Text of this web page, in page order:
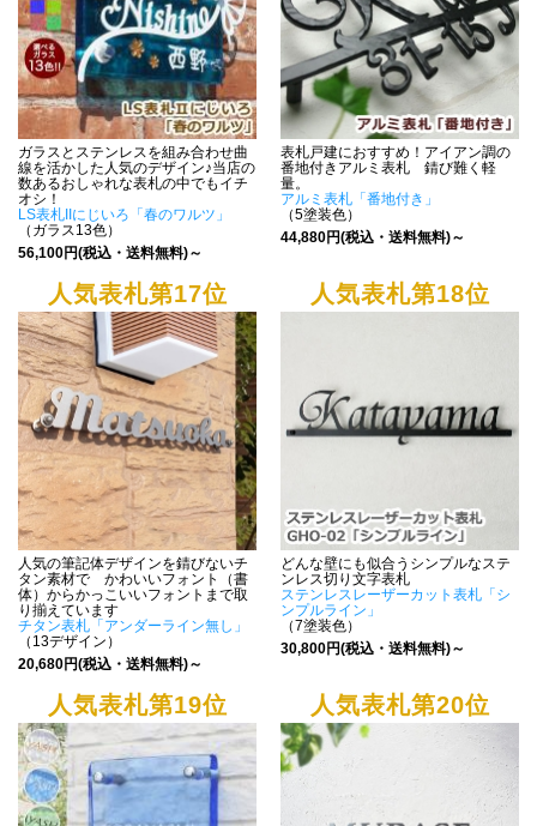
ガラスとステンレスを組み合わせ曲
線を活かした人気のデザイン♪当店の
数あるおしゃれな表札の中でもイチ
オシ！
LS表札IIにじいろ「春のワルツ」
（ガラス13色）
56,100円(税込・送料無料)～
表札戸建におすすめ！アイアン調の
番地付きアルミ表札 錆び難く軽
量。
アルミ表札「番地付き」
（5塗装色）
44,880円(税込・送料無料)～
人気表札第17位
人気の筆記体デザインを錆びないチ
タン素材で かわいいフォント（書
体）からかっこいいフォントまで取
り揃えています
チタン表札「アンダーライン無し」
（13デザイン）
20,680円(税込・送料無料)～
人気表札第18位
どんな壁にも似合うシンプルなステ
ンレス切り文字表札
ステンレスレーザーカット表札「シ
ンプルライン」
（7塗装色）
30,800円(税込・送料無料)～
人気表札第19位 人気表札第20位